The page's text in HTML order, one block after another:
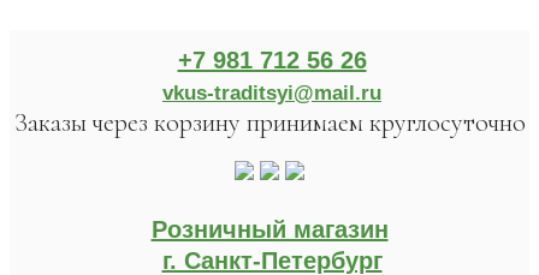
+7 981 712 56 26
vkus-traditsyi@mail.ru
Заказы через корзину принимаем круглосуточно
Розничный магазин
г. Санкт-Петербург